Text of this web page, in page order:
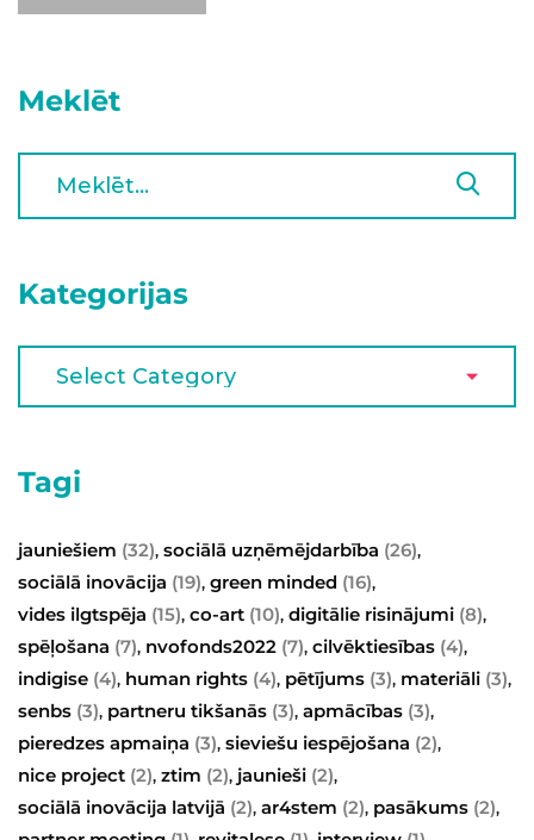
Meklēt
Kategorijas
Tagi
jauniešiem (32), sociālā uzņēmējdarbība (26),
sociālā inovācija (19), green minded (16),
vides ilgtspēja (15), co-art (10), digitālie risinājumi (8),
spēļošana (7), nvofonds2022 (7), cilvēktiesības (4),
indigise (4), human rights (4), pētījums (3), materiāli (3),
senbs (3), partneru tikšanās (3), apmācības (3),
pieredzes apmaiņa (3), sieviešu iespējošana (2),
nice project (2), ztim (2), jaunieši (2),
sociālā inovācija latvijā (2), ar4stem (2), pasākums (2),